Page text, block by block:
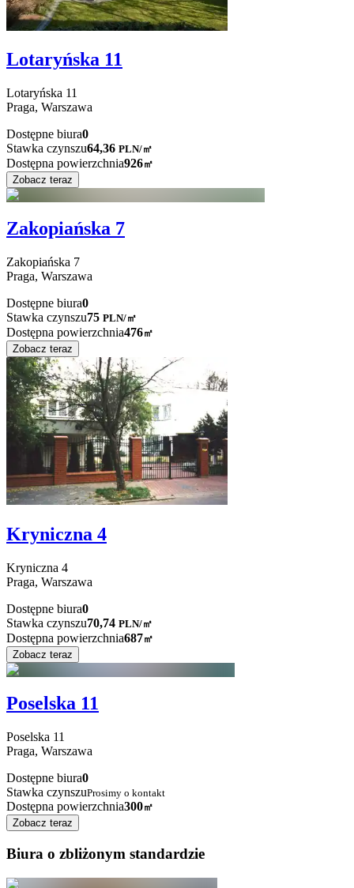
Lotaryńska 11
Lotaryńska 11
Praga, Warszawa
Dostępne biura0
Stawka czynszu64,36 PLN/㎡
Dostępna powierzchnia926㎡
Zobacz teraz
Zakopiańska 7
Zakopiańska 7
Praga, Warszawa
Dostępne biura0
Stawka czynszu75 PLN/㎡
Dostępna powierzchnia476㎡
Zobacz teraz
Kryniczna 4
Kryniczna 4
Praga, Warszawa
Dostępne biura0
Stawka czynszu70,74 PLN/㎡
Dostępna powierzchnia687㎡
Zobacz teraz
Poselska 11
Poselska 11
Praga, Warszawa
Dostępne biura0
Stawka czynszuProsimy o kontakt
Dostępna powierzchnia300㎡
Zobacz teraz
Biura o zbliżonym standardzie